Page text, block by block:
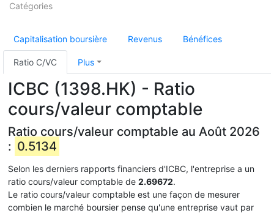
Catégories
Capitalisation boursière Revenus Bénéfices
Ratio C/VC Plus
ICBC (1398.HK) - Ratio
cours/valeur comptable
Ratio cours/valeur comptable au Août 2026
: 0.5134
Selon les derniers rapports financiers d'ICBC, l'entreprise a un
ratio cours/valeur comptable de 2.69672.
Le ratio cours/valeur comptable est une façon de mesurer
combien le marché boursier pense qu'une entreprise vaut par